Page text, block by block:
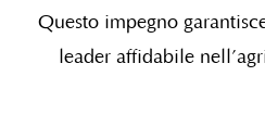
Questo impegno
leader affidabile